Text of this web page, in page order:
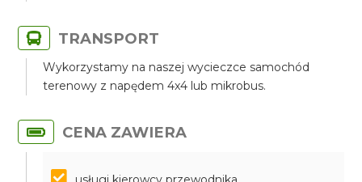
TRANSPORT
Wykorzystamy na naszej wycieczce samochód
terenowy z napędem 4x4 lub mikrobus.
CENA ZAWIERA